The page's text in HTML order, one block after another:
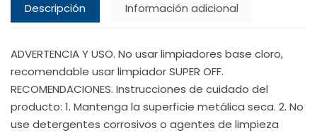
Descripción Información adicional
ADVERTENCIA Y USO. No usar limpiadores base cloro,
recomendable usar limpiador SUPER OFF.
RECOMENDACIONES. Instrucciones de cuidado del
producto: 1. Mantenga la superficie metálica seca. 2. No
use detergentes corrosivos o agentes de limpieza